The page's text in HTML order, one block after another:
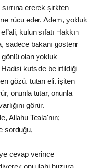
ererek şirkten
rücu eder. Adem, yokluk
kulun sıfatı Hakkın
sadece bakanı gösterir
olan yokluk
Hadisi kutside belirtildiği
gözü, tutan eli, işiten
onunla tutar, onunla
görür.
Allahu Teala'nın;
sorduğu,
cevap verince
onu ilahi huzura